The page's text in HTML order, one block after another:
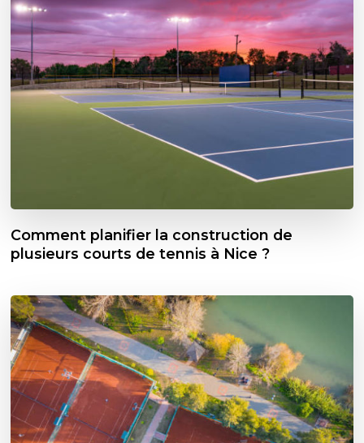
Comment planifier la construction de
plusieurs courts de tennis à Nice ?